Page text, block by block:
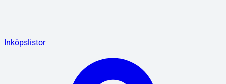
Inköpslistor